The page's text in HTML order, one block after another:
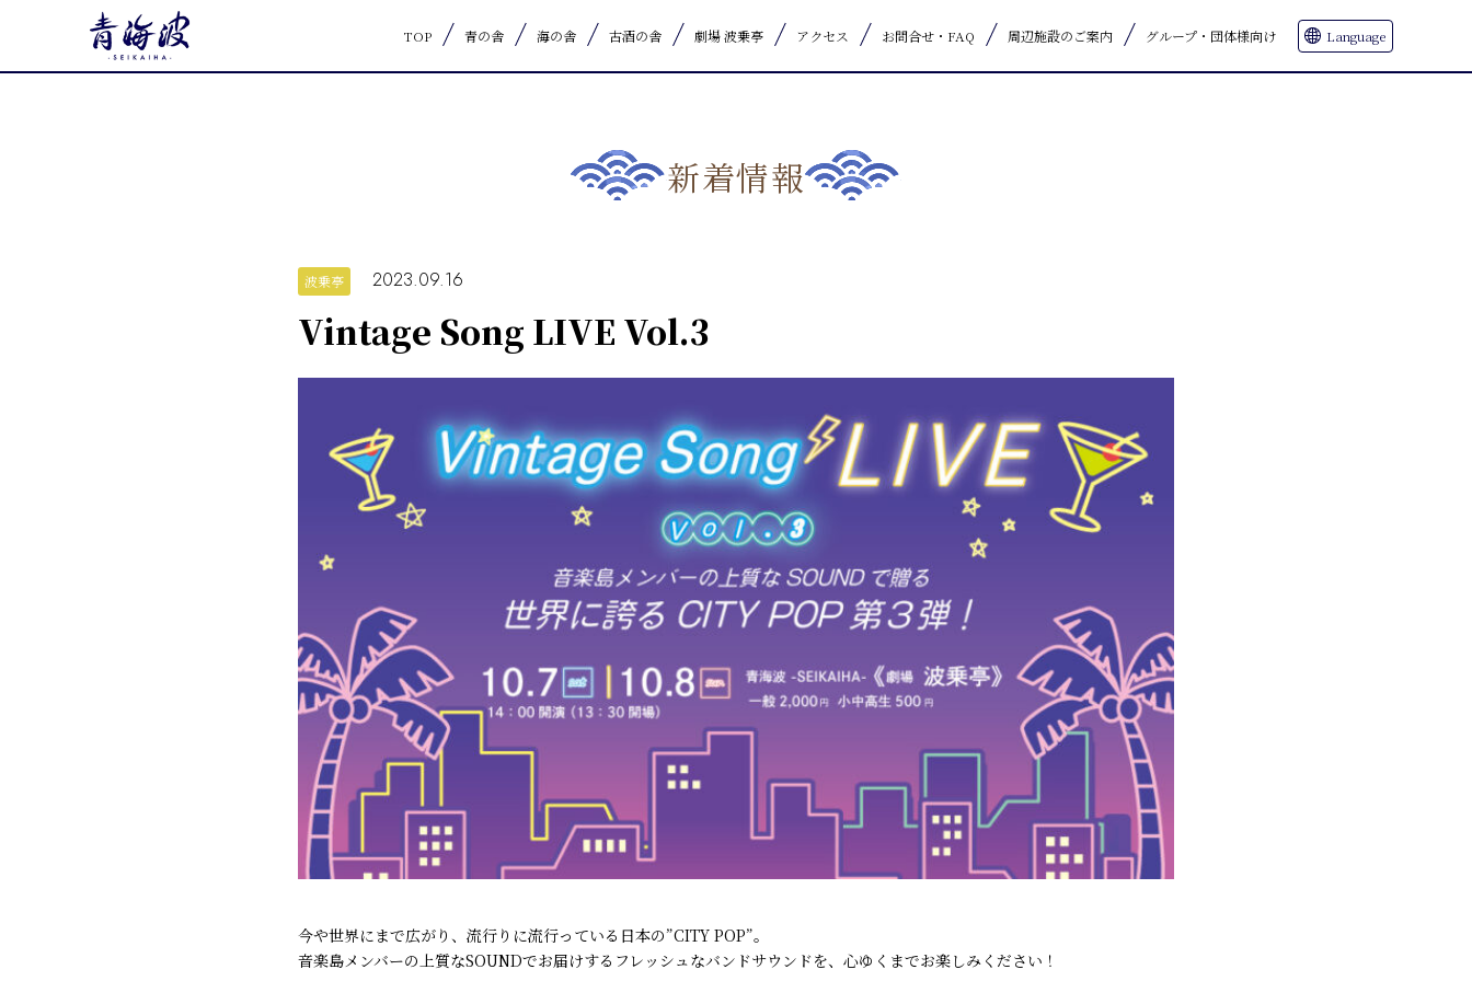
TOP 青の舎 海の舎 古酒の舎 劇場 波乗亭 アクセス お問合せ・FAQ 周辺施設のご案内 グループ・団体様向け Language
新着情報
波乗亭 2023.09.16
Vintage Song LIVE Vol.3
今や世界にまで広がり、流行りに流行っている日本の”CITY POP”。
音楽島メンバーの上質なSOUNDでお届けするフレッシュなバンドサウンドを、心ゆくまでお楽しみください！